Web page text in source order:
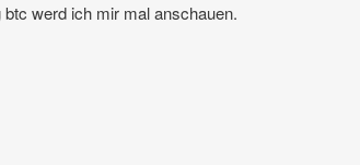
werd ich mir mal anschauen.